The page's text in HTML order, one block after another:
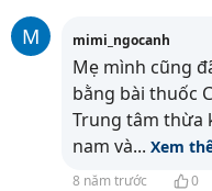
M mimi_ngocanh
Mẹ mình cũng
bằng bài thuốc
Trung tâm thừa
nam và... Xem
8 năm trước 0